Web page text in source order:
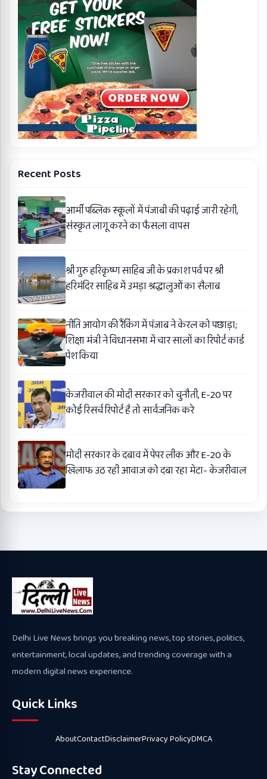
Recent Posts
आर्मी पब्लिक स्कूलों में पंजाबी की पढ़ाई जारी रहेगी,
संस्कृत लागू करने का फैसला वापस
श्री गुरु हरिकृष्ण साहिब जी के प्रकाश पर्व पर श्री
हरिमंदिर साहिब में उमड़ा श्रद्धालुओं का सैलाब
नीति आयोग की रैंकिंग में पंजाब ने केरल को पछाड़ा;
शिक्षा मंत्री ने विधानसभा में चार सालों का रिपोर्ट कार्ड
पेश किया
केजरीवाल की मोदी सरकार को चुनौती, E-20 पर
कोई रिसर्च रिपोर्ट है तो सार्वजनिक करे
मोदी सरकार के दबाव में पेपर लीक और E-20 के
खिलाफ उठ रही आवाज को दबा रहा मेटा- केजरीवाल
Delhi Live News brings you breaking news, top stories, politics,
entertainment, local updates, and trending coverage with a
modern digital news experience.
Quick Links
AboutContactDisclaimerPrivacy PolicyDMCA
Stay Connected